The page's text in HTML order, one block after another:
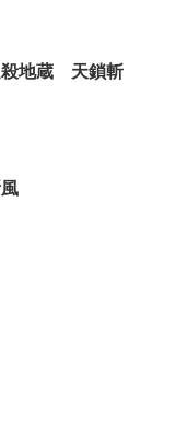
地蔵 天鎖斬